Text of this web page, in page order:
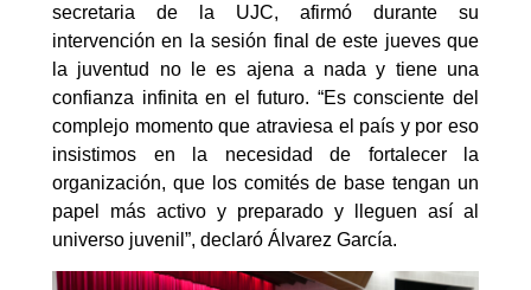
secretaria de la UJC, afirmó durante su
intervención en la sesión final de este jueves que
la juventud no le es ajena a nada y tiene una
confianza infinita en el futuro. “Es consciente del
complejo momento que atraviesa el país y por eso
insistimos en la necesidad de fortalecer la
organización, que los comités de base tengan un
papel más activo y preparado y lleguen así al
universo juvenil”, declaró Álvarez García.